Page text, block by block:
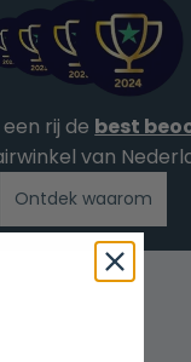
rij de best
van
Ontdek waarom